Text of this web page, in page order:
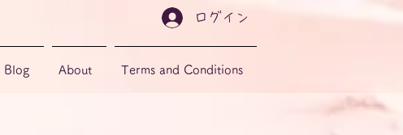
Blog About Terms and Conditions
ログイン